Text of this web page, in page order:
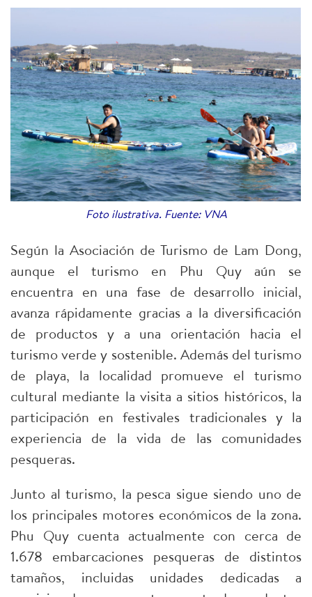
Foto ilustrativa. Fuente: VNA
Según la Asociación de Turismo de Lam Dong,
aunque el turismo en Phu Quy aún se
encuentra en una fase de desarrollo inicial,
avanza rápidamente gracias a la diversificación
de productos y a una orientación hacia el
turismo verde y sostenible. Además del turismo
de playa, la localidad promueve el turismo
cultural mediante la visita a sitios históricos, la
participación en festivales tradicionales y la
experiencia de la vida de las comunidades
pesqueras.​
Junto al turismo, la pesca sigue siendo uno de
los principales motores económicos de la zona.
Phu Quy cuenta actualmente con cerca de
1.678 embarcaciones pesqueras de distintos
tamaños, incluidas unidades dedicadas a